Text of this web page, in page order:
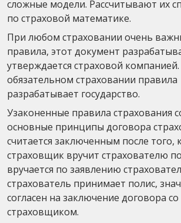
сложные модели. Рассчитывают их
по страховой математике.
При любом страховании очень
правила, этот документ
утверждается страховой
обязательном страховании правила
разрабатывает государство.
Узаконенные правила страхования
основные принципы договора
считается заключенным после того,
страховщик вручит страхователю
вручается по заявлению
страхователь принимает полис,
согласен на заключение договора со
страховщиком.